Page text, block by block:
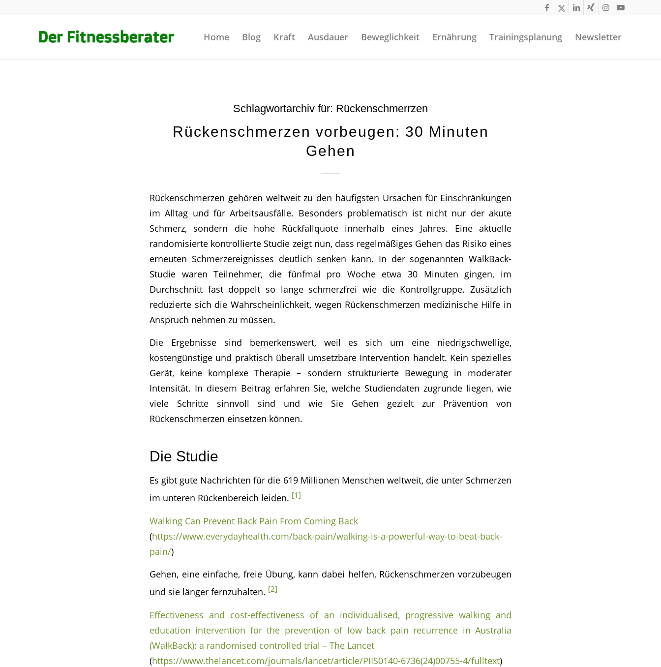
Home Blog Kraft Ausdauer Beweglichkeit Ernährung Trainingsplanung Newsletter
Schlagwortarchiv für: Rückenschmerrzen
Rückenschmerzen vorbeugen: 30 Minuten
Gehen
Rückenschmerzen gehören weltweit zu den häufigsten Ursachen für Einschränkungen
im Alltag und für Arbeitsausfälle. Besonders problematisch ist nicht nur der akute
Schmerz, sondern die hohe Rückfallquote innerhalb eines Jahres. Eine aktuelle
randomisierte kontrollierte Studie zeigt nun, dass regelmäßiges Gehen das Risiko eines
erneuten Schmerzereignisses deutlich senken kann. In der sogenannten WalkBack-
Studie waren Teilnehmer, die fünfmal pro Woche etwa 30 Minuten gingen, im
Durchschnitt fast doppelt so lange schmerzfrei wie die Kontrollgruppe. Zusätzlich
reduzierte sich die Wahrscheinlichkeit, wegen Rückenschmerzen medizinische Hilfe in
Anspruch nehmen zu müssen.
Die Ergebnisse sind bemerkenswert, weil es sich um eine niedrigschwellige,
kostengünstige und praktisch überall umsetzbare Intervention handelt. Kein spezielles
Gerät, keine komplexe Therapie – sondern strukturierte Bewegung in moderater
Intensität. In diesem Beitrag erfahren Sie, welche Studiendaten zugrunde liegen, wie
viele Schritte sinnvoll sind und wie Sie Gehen gezielt zur Prävention von
Rückenschmerzen einsetzen können.
Die Studie
Es gibt gute Nachrichten für die 619 Millionen Menschen weltweit, die unter Schmerzen
im unteren Rückenbereich leiden. [1]
Walking Can Prevent Back Pain From Coming Back
(https://www.everydayhealth.com/back-pain/walking-is-a-powerful-way-to-beat-back-
pain/)
Gehen, eine einfache, freie Übung, kann dabei helfen, Rückenschmerzen vorzubeugen
und sie länger fernzuhalten. [2]
Effectiveness and cost-effectiveness of an individualised, progressive walking and
education intervention for the prevention of low back pain recurrence in Australia
(WalkBack): a randomised controlled trial – The Lancet
(https://www.thelancet.com/journals/lancet/article/PIIS0140-6736(24)00755-4/fulltext)